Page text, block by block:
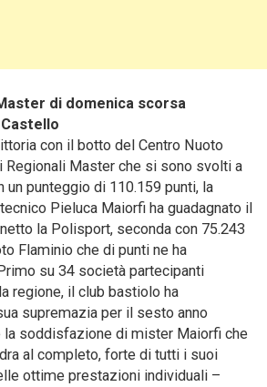
di domenica scorsa
con il botto del Centro Nuoto
Regionali Master che si sono svolti a
un punteggio di 110.159 punti, la
Pieluca Maiorfi ha guadagnato il
la Polisport, seconda con 75.243
Flaminio che di punti ne ha
su 34 società partecipanti
regione, il club bastiolo ha
supremazia per il sesto anno
la soddisfazione di mister Maiorfi che
al completo, forte di tutti i suoi
ottime prestazioni individuali –